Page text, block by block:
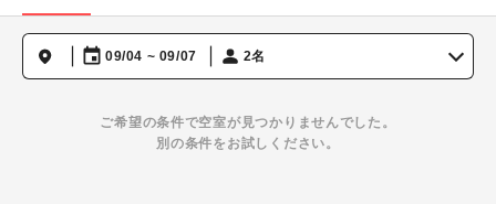
09/04 ~ 09/07 2名
ご希望の条件で空室が見つかりませんでした。
別の条件をお試しください。